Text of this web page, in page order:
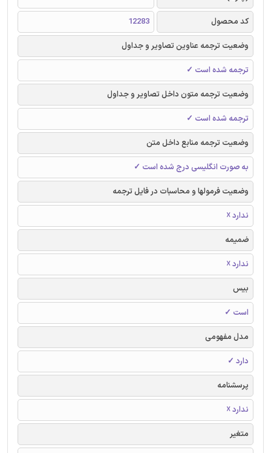
کد محصول
12283
وضعیت ترجمه عناوین تصاویر و جداول
ترجمه شده است ✓
وضعیت ترجمه متون داخل تصاویر و جداول
ترجمه شده است ✓
وضعیت ترجمه منابع داخل متن
به صورت انگلیسی درج شده است ✓
وضعیت فرمولها و محاسبات در فایل ترجمه
ندارد ☓
ضمیمه
ندارد ☓
بیس
است ✓
مدل مفهومی
دارد ✓
پرسشنامه
ندارد ☓
متغیر